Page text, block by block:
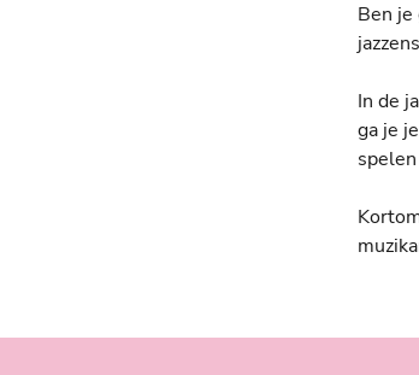
Ben je
In de
ga je